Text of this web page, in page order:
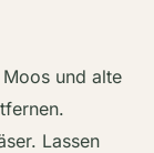
und alte
Lassen